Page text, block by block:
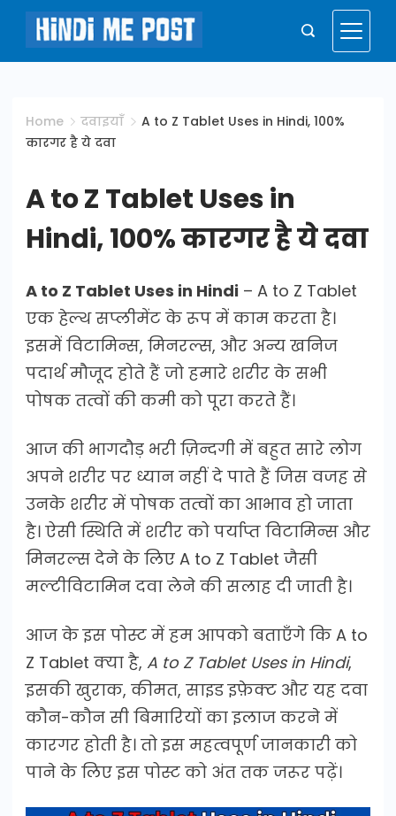
Skip
content
Hindi
Me
Post
Home दवाइयाँ
A to Z Tablet Uses in Hindi, 100%
कारगर है ये दवा
A to Z Tablet Uses in
Hindi, 100% कारगर है ये दवा
A to Z Tablet Uses in Hindi – A to Z Tablet
एक हेल्थ सप्लीमेंट के रूप में काम करता है।
इसमें विटामिन्स, मिनरल्स, और अन्य खनिज
पदार्थ मौजूद होते हैं जो हमारे शरीर के सभी
पोषक तत्वों की कमी को पूरा करते हैं।
आज की भागदौड़ भरी ज़िन्दगी में बहुत सारे लोग
अपने शरीर पर ध्यान नहीं दे पाते हैं जिस वजह से
उनके शरीर में पोषक तत्वों का आभाव हो जाता
है। ऐसी स्थिति में शरीर को पर्याप्त विटामिन्स और
मिनरल्स देने के लिए A to Z Tablet जैसी
मल्टीविटामिन दवा लेने की सलाह दी जाती है।
आज के इस पोस्ट में हम आपको बताएँगे कि A to
Z Tablet क्या है, A to Z Tablet Uses in Hindi,
इसकी खुराक, कीमत, साइड इफ़ेक्ट और यह दवा
कौन-कौन सी बिमारियों का इलाज करने में
कारगर होती है। तो इस महत्वपूर्ण जानकारी को
पाने के लिए इस पोस्ट को अंत तक जरूर पढ़ें।